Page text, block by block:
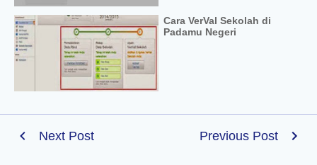
Cara VerVal Sekolah di
Padamu Negeri
Next Post Previous Post